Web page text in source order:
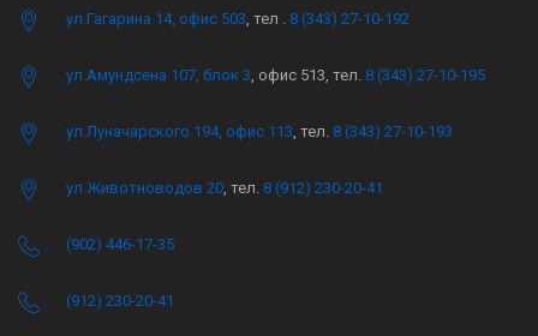
ул.Гагарина 14, офис 503, тел . 8 (343) 27-10-192
ул.Амундсена 107, блок 3, офис 513, тел. 8 (343) 27-10-195
ул.Луначарского 194, офис 113, тел. 8 (343) 27-10-193
ул.Животноводов 20, тел. 8 (912) 230-20-41
(902) 446-17-35
(912) 230-20-41